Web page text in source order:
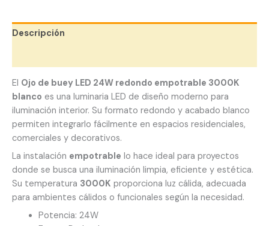
Descripción
El Ojo de buey LED 24W redondo empotrable 3000K
blanco es una luminaria LED de diseño moderno para
iluminación interior. Su formato redondo y acabado blanco
permiten integrarlo fácilmente en espacios residenciales,
comerciales y decorativos.
La instalación empotrable lo hace ideal para proyectos
donde se busca una iluminación limpia, eficiente y estética.
Su temperatura 3000K proporciona luz cálida, adecuada
para ambientes cálidos o funcionales según la necesidad.
Potencia: 24W